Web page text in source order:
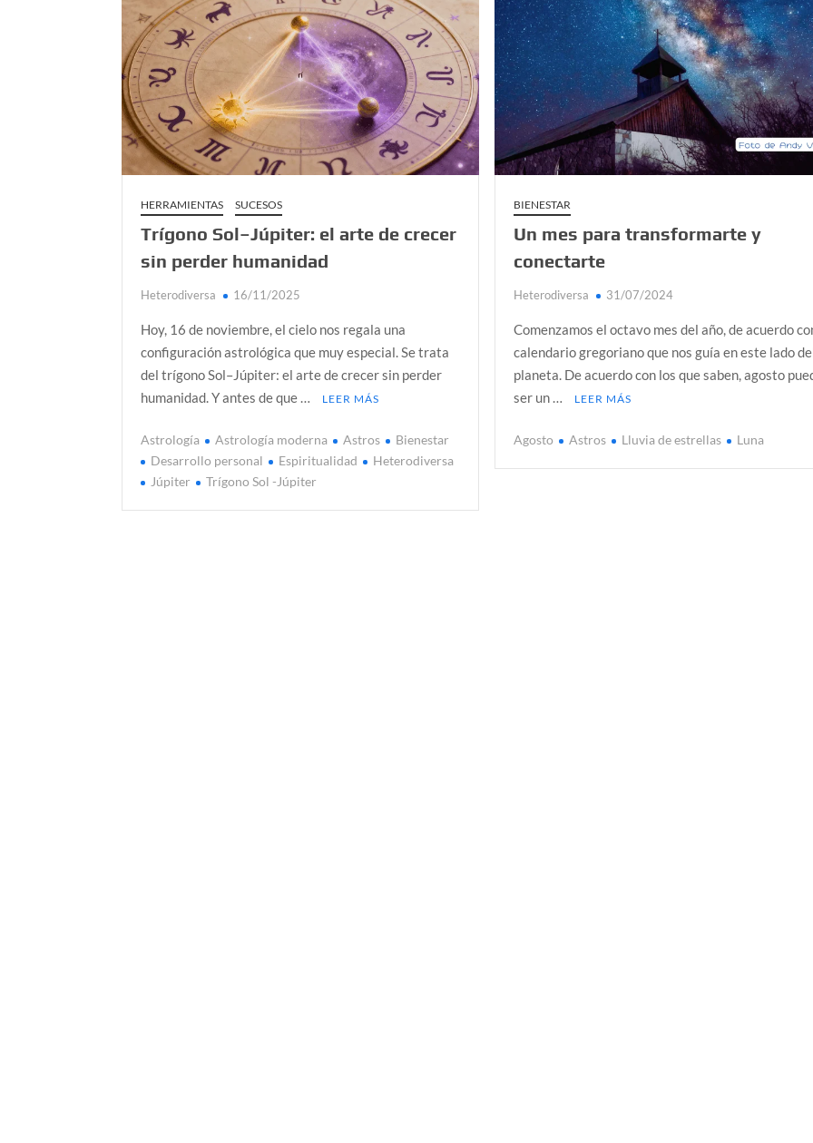
Día de Independencia 2026: de Patria Boba a Colombia polarizada
Salud mental digital: cómo frenar la ansiedad que generan las redes sociales
Denuncia por violencia sexual en Colombia: así avanza
Día del Orgullo LGBTQ+: una fecha que sigue defendiendo la dignidad humana
HERRAMIENTAS SUCESOS
Trígono Sol–Júpiter: el arte de crecer
sin perder humanidad
Heterodiversa 16/11/2025
Hoy, 16 de noviembre, el cielo nos regala una
configuración astrológica que muy especial. Se trata
del trígono Sol–Júpiter: el arte de crecer sin perder
humanidad. Y antes de que …
LEER MÁS
Astrología Astrología moderna Astros
Bienestar
Desarrollo personal
Espiritualidad
Heterodiversa
Júpiter
Trígono Sol -Júpiter
BIENESTAR
Un mes para transformarte y
conectarte
Heterodiversa 31/07/2024
Comenzamos el octavo mes del año, de acuerdo
calendario gregoriano que nos guía en este lado
planeta. De acuerdo con los que saben, agosto
ser un …
LEER MÁS
Agosto Astros Lluvia de estrellas Luna